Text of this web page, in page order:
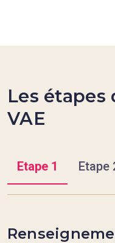
Les étapes
VAE
Etape 1 Etape